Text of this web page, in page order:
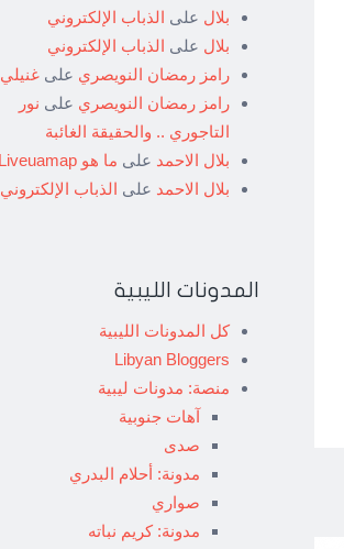
بلال على الذباب الإلكتروني
بلال على الذباب الإلكتروني
رامز رمضان النويصري على غنيلي
رامز رمضان النويصري على نور
التاجوري .. والحقيقة الغائبة
بلال الاحمد على ما هو Liveuamap
بلال الاحمد على الذباب الإلكتروني
المدونات الليبية
كل المدونات الليبية
Libyan Bloggers
منصة: مدونات ليبية
آهات جنوبية
صدى
مدونة: أحلام البدري
صواري
مدونة: كريم نباته